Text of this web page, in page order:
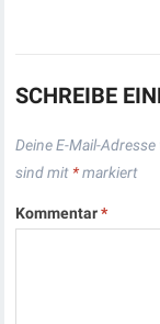
SCHREIBE
Deine E-Mail-
sind mit *markiert
Kommentar*